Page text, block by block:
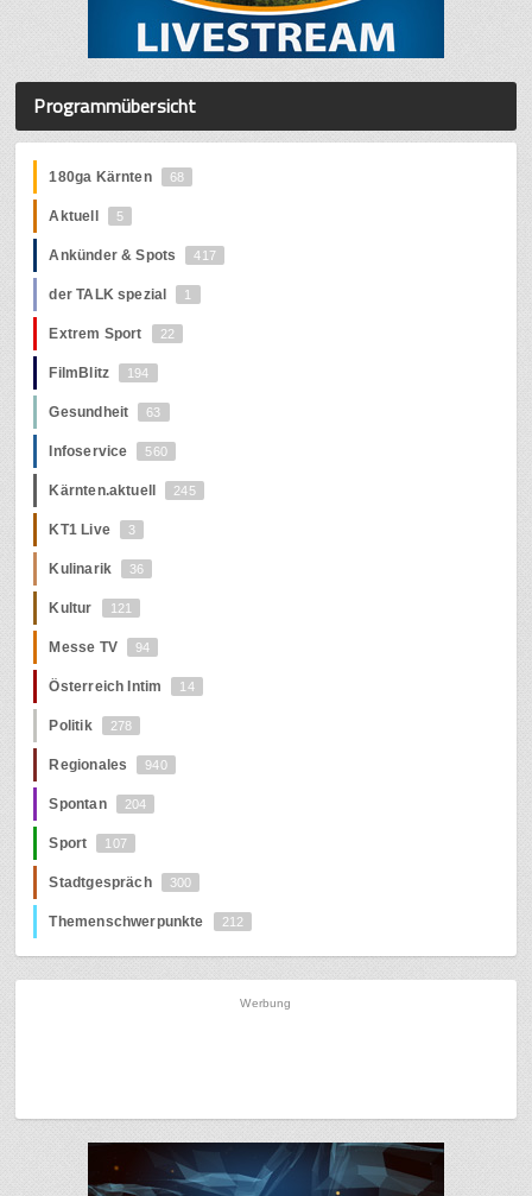
Programmübersicht
180ga Kärnten 68
Aktuell 5
Ankünder & Spots 417
der TALK spezial 1
Extrem Sport 22
FilmBlitz 194
Gesundheit 63
Infoservice 560
Kärnten.aktuell 245
KT1 Live 3
Kulinarik 36
Kultur 121
Messe TV 94
Österreich Intim 14
Politik 278
Regionales 940
Spontan 204
Sport 107
Stadtgespräch 300
Themenschwerpunkte 212
Werbung